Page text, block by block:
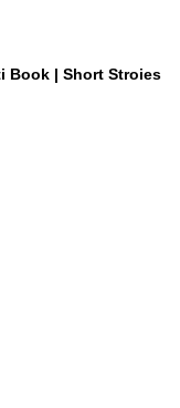
Book | Short Stroies